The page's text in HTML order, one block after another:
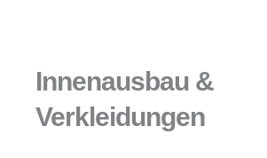
Innenausbau &
Verkleidungen